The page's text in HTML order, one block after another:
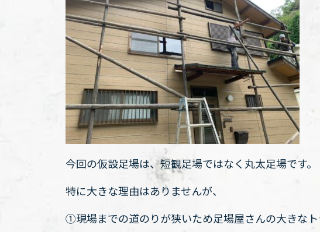
今回の仮設足場は、短観足場ではなく丸太足場です。
特に大きな理由はありませんが、
①現場までの道のりが狭いため足場屋さんの大きなト